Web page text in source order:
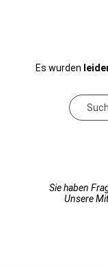
Es wurden
Sie haben
Unsere